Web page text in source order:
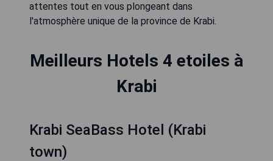
attentes tout en vous plongeant dans
l'atmosphère unique de la province de Krabi.
Meilleurs Hotels 4 etoiles à
Krabi
Krabi SeaBass Hotel (Krabi
town)